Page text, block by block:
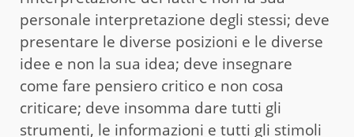
personale interpretazione degli stessi; deve
presentare le diverse posizioni e le diverse
idee e non la sua idea; deve insegnare
come fare pensiero critico e non cosa
criticare; deve insomma dare tutti gli
strumenti, le informazioni e tutti gli stimoli